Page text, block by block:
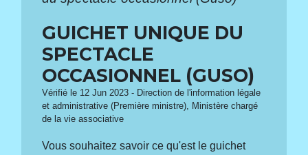
GUICHET UNIQUE DU
SPECTACLE
OCCASIONNEL (GUSO)
Vérifié le 12 Jun 2023 - Direction de l'information légale
et administrative (Première ministre), Ministère chargé
de la vie associative
Vous souhaitez savoir ce qu'est le guichet